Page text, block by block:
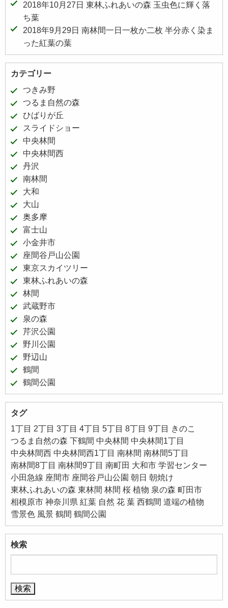
2018年10月27日 東林ふれあいの森 玉虫色に輝く落
ち葉
2018年9月29日 南林間一日一枚か二枚 半分赤く染ま
った紅葉の葉
カテゴリー
つきみ野
つるま自然の森
ひばりが丘
スライドショー
中央林間
中央林間西
丹沢
南林間
大和
大山
奥多摩
富士山
小金井市
座間谷戸山公園
東京スカイツリー
東林ふれあいの森
林間
武蔵野市
泉の森
芹沢公園
野川公園
野辺山
鶴間
鶴間公園
タグ
1丁目 2丁目 3丁目 4丁目 5丁目 8丁目 9丁目 きのこ
つるま自然の森 下鶴間 中央林間 中央林間1丁目
中央林間西 中央林間西1丁目 南林間 南林間5丁目
南林間8丁目 南林間9丁目 南町田 大和市 学習センター
小田急線 座間市 座間谷戸山公園 朝日 朝焼け
東林ふれあいの森 東林間 林間 桜 植物 泉の森 町田市
相模原市 神奈川県 紅葉 自然 花 葉 西鶴間 道端の植物
雪景色 風景 鶴間 鶴間公園
検索